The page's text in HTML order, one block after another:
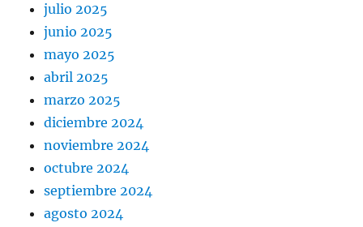
julio 2025
junio 2025
mayo 2025
abril 2025
marzo 2025
diciembre 2024
noviembre 2024
octubre 2024
septiembre 2024
agosto 2024